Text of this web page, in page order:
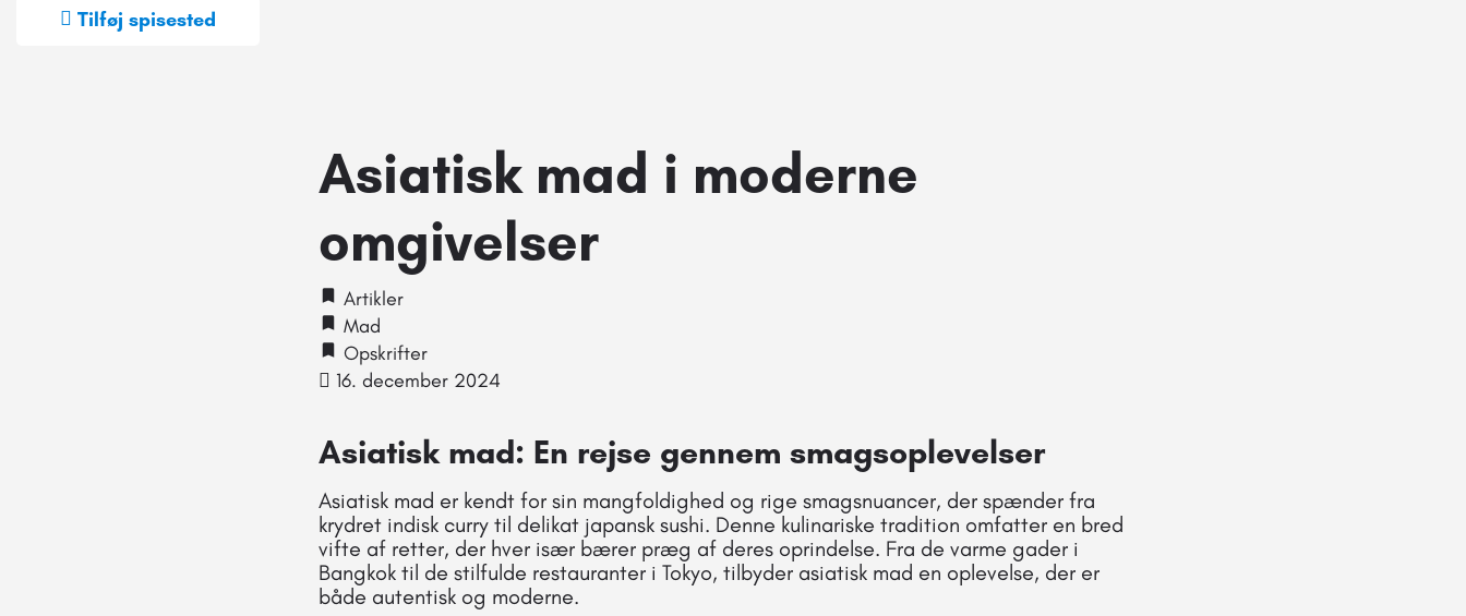
Tilføj spisested
Asiatisk mad i moderne
omgivelser
Artikler
Mad
Opskrifter
16. december 2024
Asiatisk mad: En rejse gennem smagsoplevelser
Asiatisk mad er kendt for sin mangfoldighed og rige smagsnuancer, der spænder fra
krydret indisk curry til delikat japansk sushi. Denne kulinariske tradition omfatter en bred
vifte af retter, der hver især bærer præg af deres oprindelse. Fra de varme gader i
Bangkok til de stilfulde restauranter i Tokyo, tilbyder asiatisk mad en oplevelse, der er
både autentisk og moderne.